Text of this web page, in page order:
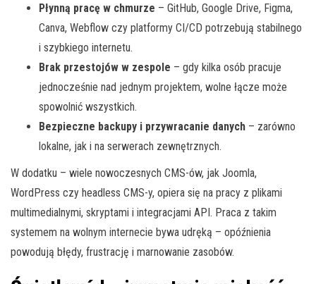
Płynną pracę w chmurze – GitHub, Google Drive, Figma,
Canva, Webflow czy platformy CI/CD potrzebują stabilnego
i szybkiego internetu.
Brak przestojów w zespole – gdy kilka osób pracuje
jednocześnie nad jednym projektem, wolne łącze może
spowolnić wszystkich.
Bezpieczne backupy i przywracanie danych – zarówno
lokalne, jak i na serwerach zewnętrznych.
W dodatku – wiele nowoczesnych CMS-ów, jak Joomla,
WordPress czy headless CMS-y, opiera się na pracy z plikami
multimedialnymi, skryptami i integracjami API. Praca z takim
systemem na wolnym internecie bywa udręką – opóźnienia
powodują błędy, frustrację i marnowanie zasobów.